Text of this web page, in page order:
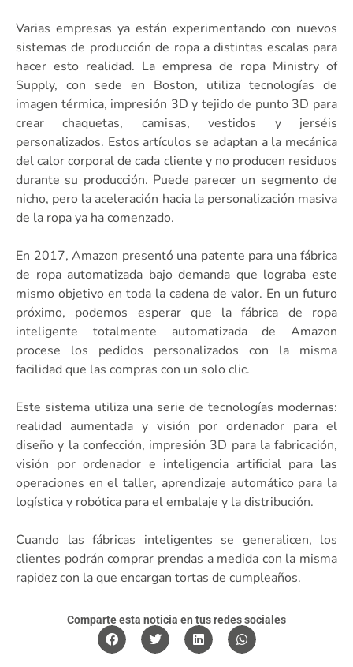
Varias empresas ya están experimentando con nuevos
sistemas de producción de ropa a distintas escalas para
hacer esto realidad. La empresa de ropa Ministry of
Supply, con sede en Boston, utiliza tecnologías de
imagen térmica, impresión 3D y tejido de punto 3D para
crear chaquetas, camisas, vestidos y jerséis
personalizados. Estos artículos se adaptan a la mecánica
del calor corporal de cada cliente y no producen residuos
durante su producción. Puede parecer un segmento de
nicho, pero la aceleración hacia la personalización masiva
de la ropa ya ha comenzado.
En 2017, Amazon presentó una patente para una fábrica
de ropa automatizada bajo demanda que lograba este
mismo objetivo en toda la cadena de valor. En un futuro
próximo, podemos esperar que la fábrica de ropa
inteligente totalmente automatizada de Amazon
procese los pedidos personalizados con la misma
facilidad que las compras con un solo clic.
Este sistema utiliza una serie de tecnologías modernas:
realidad aumentada y visión por ordenador para el
diseño y la confección, impresión 3D para la fabricación,
visión por ordenador e inteligencia artificial para las
operaciones en el taller, aprendizaje automático para la
logística y robótica para el embalaje y la distribución.
Cuando las fábricas inteligentes se generalicen, los
clientes podrán comprar prendas a medida con la misma
rapidez con la que encargan tortas de cumpleaños.
Comparte esta noticia en tus redes sociales